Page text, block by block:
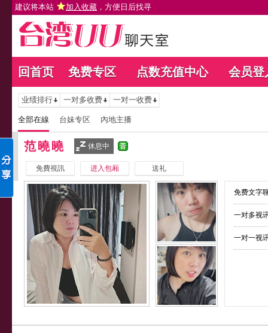
建议将本站 加入收藏 ，方便日后找寻
回首页 免费专区 点数充值中心 会员登
业绩排行 一对多收费 一对一收费
全部在線 台妹专区 內地主播
范曉曉 休息中
免費視訊 进入包厢 送礼
免费文字
一对多视
一对一视